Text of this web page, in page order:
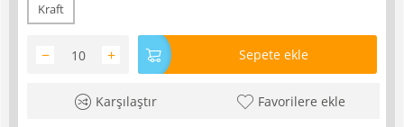
Kraft
+
− Sepete ekle
Karşılaştır Favorilere ekle